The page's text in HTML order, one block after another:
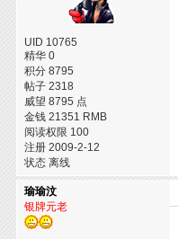
UID 10765
精华 0
积分 8795
帖子 2318
威望 8795 点
金钱 21351 RMB
阅读权限 100
注册 2009-2-12
状态 离线
瑜瑜汶
银牌元老